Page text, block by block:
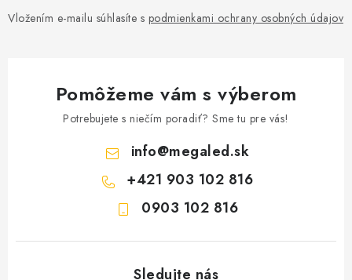
Vložením e-mailu súhlasíte s podmienkami ochrany osobných údajov
Pomôžeme vám s výberom
Potrebujete s niečím poradiť? Sme tu pre vás!
info@megaled.sk
+421 903 102 816
0903 102 816